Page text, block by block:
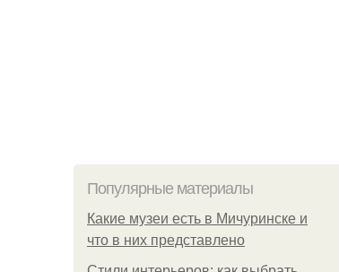
Популярные материалы
Какие музеи есть в Мичуринске и
что в них представлено